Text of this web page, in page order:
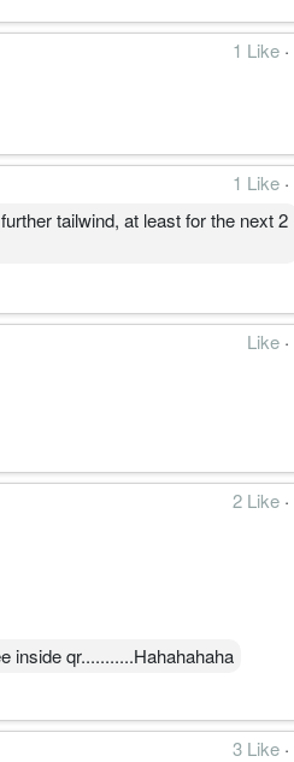
1 Like ·
1 Like ·
tailwind, at least for the next 2
Like ·
2 Like ·
inside qr...........Hahahahaha
3 Like ·